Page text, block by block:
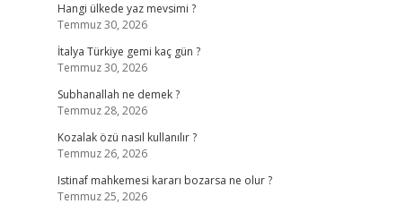
Hangi ülkede yaz mevsimi ?
Temmuz 30, 2026
İtalya Türkiye gemi kaç gün ?
Temmuz 30, 2026
Subhanallah ne demek ?
Temmuz 28, 2026
Kozalak özü nasıl kullanılır ?
Temmuz 26, 2026
Istinaf mahkemesi kararı bozarsa ne olur ?
Temmuz 25, 2026